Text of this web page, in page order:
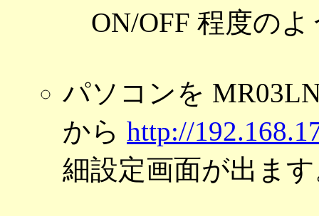
ON/OFF 程度の
パソコンを
から http://
細設定画面が出ま